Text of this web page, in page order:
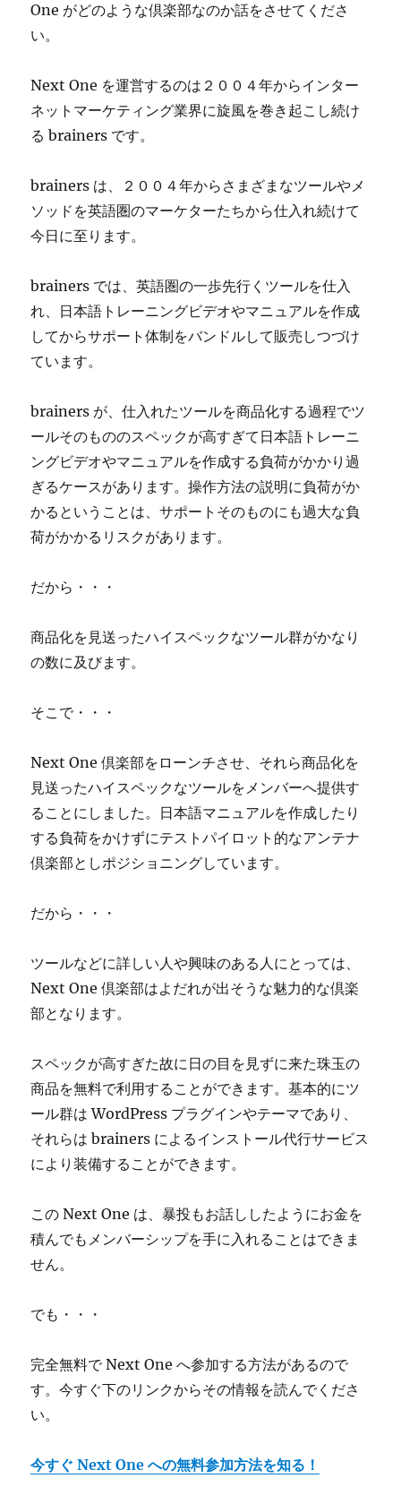
One がどのような倶楽部なのか話をさせてくださ
い。
Next One を運営するのは２００４年からインター
ネットマーケティング業界に旋風を巻き起こし続け
る brainers です。
brainers は、２００４年からさまざまなツールやメ
ソッドを英語圏のマーケターたちから仕入れ続けて
今日に至ります。
brainers では、英語圏の一歩先行くツールを仕入
れ、日本語トレーニングビデオやマニュアルを作成
してからサポート体制をバンドルして販売しつづけ
ています。
brainers が、仕入れたツールを商品化する過程でツ
ールそのもののスペックが高すぎて日本語トレーニ
ングビデオやマニュアルを作成する負荷がかかり過
ぎるケースがあります。操作方法の説明に負荷がか
かるということは、サポートそのものにも過大な負
荷がかかるリスクがあります。
だから・・・
商品化を見送ったハイスペックなツール群がかなり
の数に及びます。
そこで・・・
Next One 倶楽部をローンチさせ、それら商品化を
見送ったハイスペックなツールをメンバーへ提供す
ることにしました。日本語マニュアルを作成したり
する負荷をかけずにテストパイロット的なアンテナ
倶楽部としポジショニングしています。
だから・・・
ツールなどに詳しい人や興味のある人にとっては、
Next One 倶楽部はよだれが出そうな魅力的な倶楽
部となります。
スペックが高すぎた故に日の目を見ずに来た珠玉の
商品を無料で利用することができます。基本的にツ
ール群は WordPress プラグインやテーマであり、
それらは brainers によるインストール代行サービス
により装備することができます。
この Next One は、暴投もお話ししたようにお金を
積んでもメンバーシップを手に入れることはできま
せん。
でも・・・
完全無料で Next One へ参加する方法があるので
す。今すぐ下のリンクからその情報を読んでくださ
い。
今すぐ Next One への無料参加方法を知る！